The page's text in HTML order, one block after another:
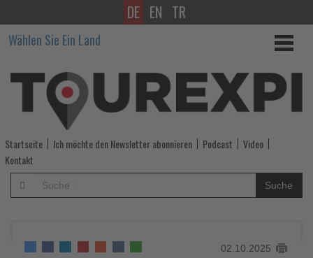
DoubleTree
by
Hilton
Berlin
Ku’damm
eröffnet
Executive
DE EN TR
Wählen Sie Ein Land
Startseite Ich möchte den Newsletter abonnieren Podcast
Video
Kontakt
Suche
02.10.2025